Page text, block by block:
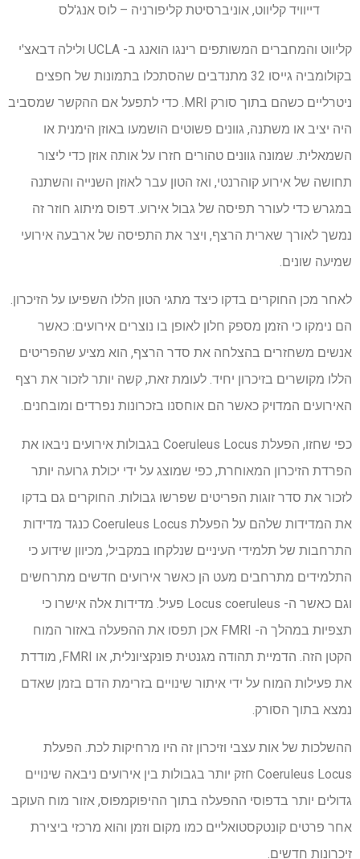
דייוויד קליווט, אוניברסיטת קליפורניה – לוס אנג'לס
קליווט והמחברים המשותפים רינגו הואנג ב- UCLA ולילה דבאצ'י
בקולומביה גייסו 32 מתנדבים שהסתכלו בתמונות של חפצים
ניטרליים כשהם בתוך סורק MRI. כדי לתפעל אם ההקשר שמסביב
היה יציב או משתנה, גוונים פשוטים הושמעו באוזן הימנית או
השמאלית. שמונה גוונים טהורים חזרו על אותה אוזן כדי ליצור
תחושה של אירוע קוהרנטי, ואז הטון עבר לאוזן השנייה והשתנה
במגרש כדי לעורר תפיסה של גבול אירוע. דפוס מיתוג חוזר זה
נמשך לאורך שארית הרצף, ויצר את התפיסה של ארבעה אירועי
שמיעה שונים.
לאחר מכן החוקרים בדקו כיצד מתגי הטון הללו השפיעו על הזיכרון.
הם נימקו כי הזמן מספק חלון לאופן בו נוצרים אירועים: כאשר
אנשים משחזרים בהצלחה את סדר הרצף, הוא מציע שהפריטים
הללו מקושרים בזיכרון יחיד. לעומת זאת, קשה יותר לזכור את רצף
האירועים המדויק כאשר הם אוחסנו בזכרונות נפרדים ומובחנים.
כפי שחזו, הפעלת Coeruleus Locus בגבולות אירועים ניבאו את
הפרדת הזיכרון המאוחרת, כפי שמוצג על ידי יכולת גרועה יותר
לזכור את סדר זוגות הפריטים שפרשו גבולות. החוקרים גם בדקו
את המדידות שלהם על הפעלת Coeruleus Locus כנגד מדידות
התרחבות של תלמידי העיניים שנלקחו במקביל, מכיוון שידוע כי
התלמידים מתרחבים מעט הן כאשר אירועים חדשים מתרחשים
וגם כאשר ה- Locus coeruleus פעיל. מדידות אלה אישרו כי
תצפיות במהלך ה- FMRI אכן תפסו את ההפעלה באזור המוח
הקטן הזה. הדמיית תהודה מגנטית פונקציונלית, או FMRI, מודדת
את פעילות המוח על ידי איתור שינויים בזרימת הדם בזמן שאדם
נמצא בתוך הסורק.
ההשלכות של אות עצבי וזיכרון זה היו מרחיקות לכת. הפעלת
Coeruleus Locus חזק יותר בגבולות בין אירועים ניבאה שינויים
גדולים יותר בדפוסי ההפעלה בתוך ההיפוקמפוס, אזור מוח העוקב
אחר פרטים קונטקסטואליים כמו מקום וזמן והוא מרכזי ביצירת
זיכרונות חדשים.